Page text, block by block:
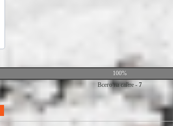
100%
Всего на сайте -7